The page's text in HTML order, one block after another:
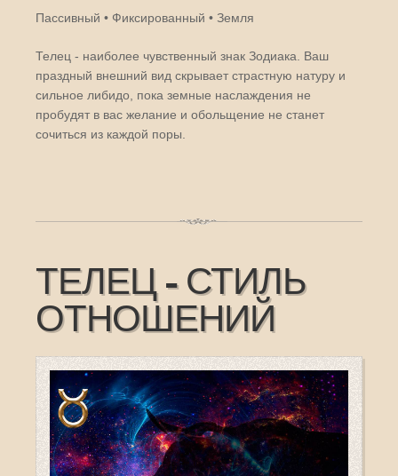
Пассивный • Фиксированный • Земля
Телец - наиболее чувственный знак Зодиака. Ваш
праздный внешний вид скрывает страстную натуру и
сильное либидо, пока земные наслаждения не
пробудят в вас желание и обольщение не станет
сочиться из каждой поры.
ТЕЛЕЦ - СТИЛЬ
ОТНОШЕНИЙ